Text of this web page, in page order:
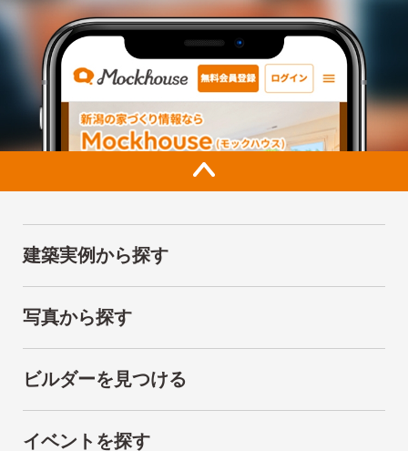
建築実例から探す
写真から探す
ビルダーを見つける
イベントを探す